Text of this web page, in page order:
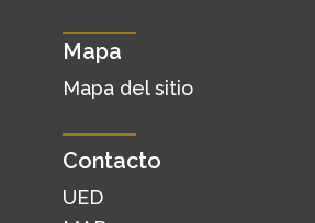
Mapa
Mapa del sitio
Contacto
UED